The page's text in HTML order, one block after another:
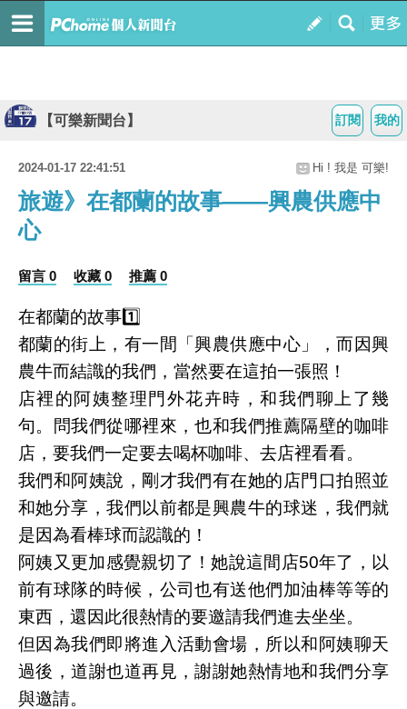
我的
訂閱
【可樂新聞台】
2024-01-17 22:41:51 Hi ! 我是 可樂!
旅遊》在都蘭的故事——興農供應中
心
留言 0 收藏 0 推薦 0
在都蘭的故事1️⃣
都蘭的街上，有一間「興農供應中心」，而因興
農牛而結識的我們，當然要在這拍一張照！
店裡的阿姨整理門外花卉時，和我們聊上了幾
句。問我們從哪裡來，也和我們推薦隔壁的咖啡
店，要我們一定要去喝杯咖啡、去店裡看看。
我們和阿姨說，剛才我們有在她的店門口拍照並
和她分享，我們以前都是興農牛的球迷，我們就
是因為看棒球而認識的！
阿姨又更加感覺親切了！她說這間店50年了，以
前有球隊的時候，公司也有送他們加油棒等等的
東西，還因此很熱情的要邀請我們進去坐坐。
但因為我們即將進入活動會場，所以和阿姨聊天
過後，道謝也道再見，謝謝她熱情地和我們分享
與邀請。